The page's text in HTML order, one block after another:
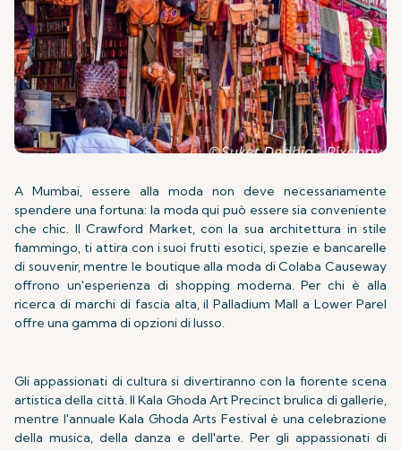
A Mumbai, essere alla moda non deve necessariamente
spendere una fortuna: la moda qui può essere sia conveniente
che chic. Il Crawford Market, con la sua architettura in stile
fiammingo, ti attira con i suoi frutti esotici, spezie e bancarelle
di souvenir, mentre le boutique alla moda di Colaba Causeway
offrono un'esperienza di shopping moderna. Per chi è alla
ricerca di marchi di fascia alta, il Palladium Mall a Lower Parel
offre una gamma di opzioni di lusso.
Gli appassionati di cultura si divertiranno con la fiorente scena
artistica della città. Il Kala Ghoda Art Precinct brulica di gallerie,
mentre l'annuale Kala Ghoda Arts Festival è una celebrazione
della musica, della danza e dell'arte. Per gli appassionati di